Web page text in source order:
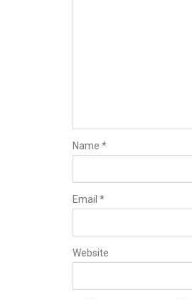
Name *
Email *
Website